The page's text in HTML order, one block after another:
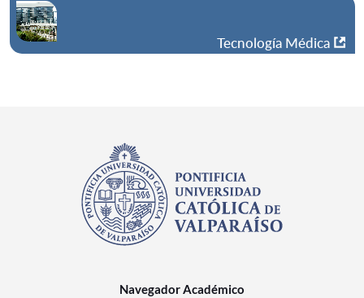
Tecnología Médica
Navegador Académico